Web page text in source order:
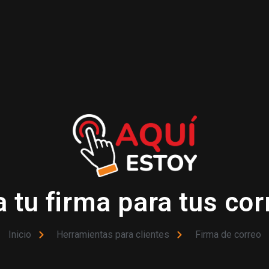
tu firma para tus
Inicio Herramientas para clientes Firma de correo